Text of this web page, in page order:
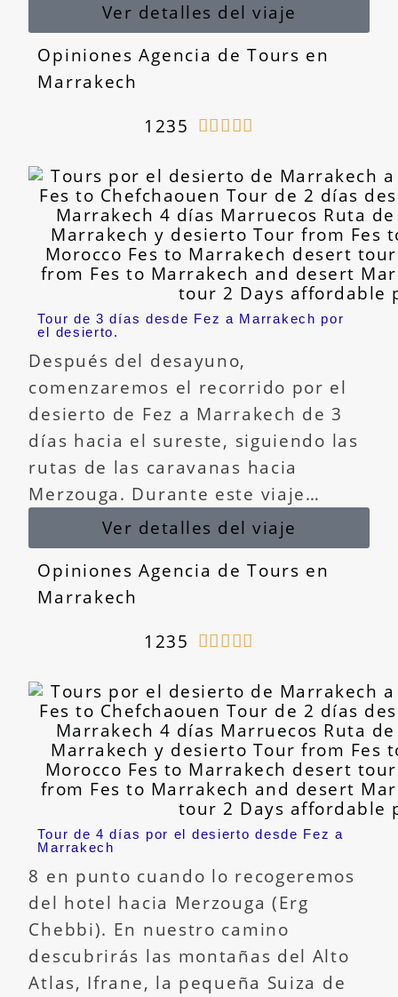
Ver detalles del viaje
Opiniones Agencia de Tours en
Marrakech
1235
    
Tour de 3 días desde Fez a Marrakech por
el desierto.
Después del desayuno,
comenzaremos el recorrido por el
desierto de Fez a Marrakech de 3
días hacia el sureste, siguiendo las
rutas de las caravanas hacia
Merzouga. Durante este viaje…
Ver detalles del viaje
Opiniones Agencia de Tours en
Marrakech
1235
    
Tour de 4 días por el desierto desde Fez a
Marrakech
8 en punto cuando lo recogeremos
del hotel hacia Merzouga (Erg
Chebbi). En nuestro camino
descubrirás las montañas del Alto
Atlas, Ifrane, la pequeña Suiza de